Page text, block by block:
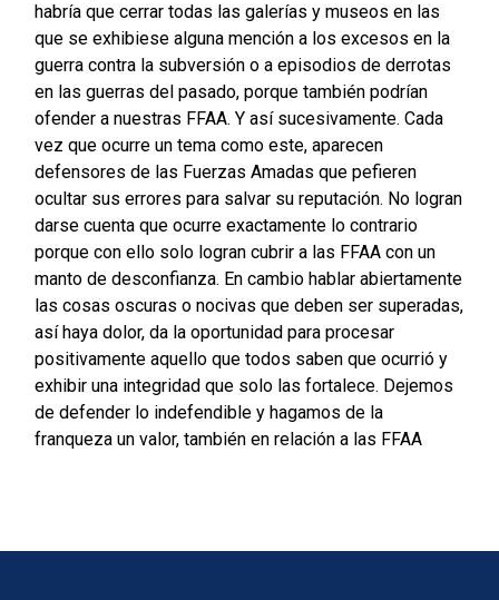
habría que cerrar todas las galerías y museos en las
que se exhibiese alguna mención a los excesos en la
guerra contra la subversión o a episodios de derrotas
en las guerras del pasado, porque también podrían
ofender a nuestras FFAA. Y así sucesivamente. Cada
vez que ocurre un tema como este, aparecen
defensores de las Fuerzas Amadas que pefieren
ocultar sus errores para salvar su reputación. No logran
darse cuenta que ocurre exactamente lo contrario
porque con ello solo logran cubrir a las FFAA con un
manto de desconfianza. En cambio hablar abiertamente
las cosas oscuras o nocivas que deben ser superadas,
así haya dolor, da la oportunidad para procesar
positivamente aquello que todos saben que ocurrió y
exhibir una integridad que solo las fortalece. Dejemos
de defender lo indefendible y hagamos de la
franqueza un valor, también en relación a las FFAA